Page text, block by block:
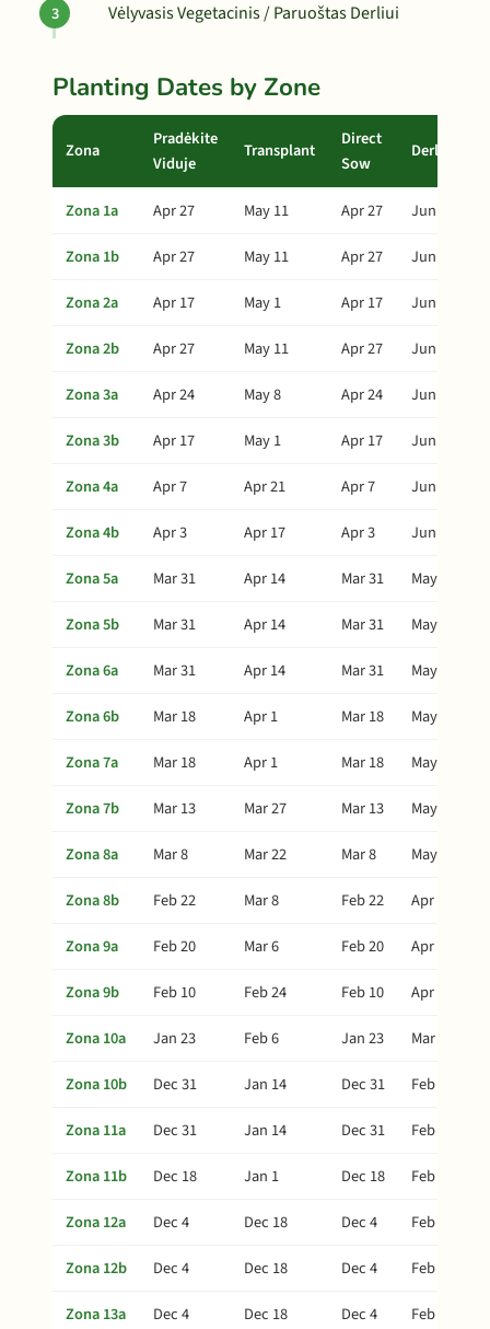
Vėlyvasis Vegetacinis / Paruoštas Derliui
Planting Dates by Zone
Zona
Pradėkite
Viduje
Transplant
Direct
Sow
Derlius
Zona 1a Apr 27 May 11 Apr 27
Jun 25
Zona 1b
Apr 27 May 11 Apr 27
Jun 25
Zona 2a
Apr 17 May 1 Apr 17
Jun 15
Zona 2b
Apr 27 May 11 Apr 27
Jun 25
Zona 3a
Apr 24 May 8 Apr 24
Jun 22
Zona 3b
Apr 17 May 1 Apr 17
Jun 15
Zona 4a
Apr 7 Apr 21 Apr 7
Jun 5
Zona 4b
Apr 3 Apr 17 Apr 3
Jun 1
Zona 5a
Mar 31 Apr 14 Mar 31
May 29
Zona 5b
Mar 31 Apr 14 Mar 31
May 29
Zona 6a
Mar 31 Apr 14 Mar 31
May 29
Zona 6b
Mar 18 Apr 1 Mar 18
May 16
Zona 7a
Mar 18 Apr 1 Mar 18
May 16
Zona 7b
Mar 13 Mar 27 Mar 13
May 11
Zona 8a
Mar 8 Mar 22 Mar 8
May 6
Zona 8b
Feb 22 Mar 8 Feb 22
Apr 22
Zona 9a
Feb 20 Mar 6 Feb 20
Apr 20
Zona 9b
Feb 10 Feb 24 Feb 10
Apr 10
Zona 10a
Jan 23 Feb 6 Jan 23
Mar 23
Zona 10b
Dec 31 Jan 14 Dec 31
Feb 28
Zona 11a
Dec 31 Jan 14 Dec 31
Feb 28
Zona 11b
Dec 18 Jan 1 Dec 18
Feb 15
Zona 12a
Dec 4 Dec 18 Dec 4
Feb 1
Zona 12b
Dec 4 Dec 18 Dec 4
Feb 1
Zona 13a
Dec 4 Dec 18 Dec 4 Feb 1